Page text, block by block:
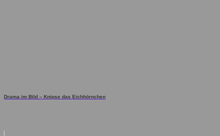
Drama im Bild – Knipse das Eichhörnchen